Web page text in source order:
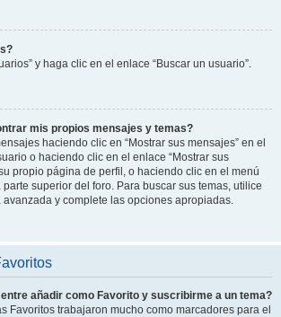
y haga clic en el enlace “Buscar un usuario”.
mis propios mensajes y temas?
haciendo clic en “Mostrar sus mensajes” en el
o haciendo clic en el enlace “Mostrar sus
propio página de perfil, o haciendo clic en el menú
parte superior del foro. Para buscar sus temas, utilice
avanzada y complete las opciones apropiadas.
añadir como Favorito y suscribirme a un tema?
Favoritos trabajaron mucho como marcadores para el